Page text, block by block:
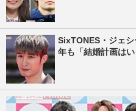
SixTONES・ジェ
年も「結婚計画は